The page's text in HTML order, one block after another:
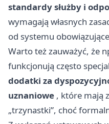
standardy służby i
wymagają własnych
od systemu
Warto też zauważyć, że
funkcjonują często
dodatki za
uznaniowe , które mają
„trzynastki”, choć